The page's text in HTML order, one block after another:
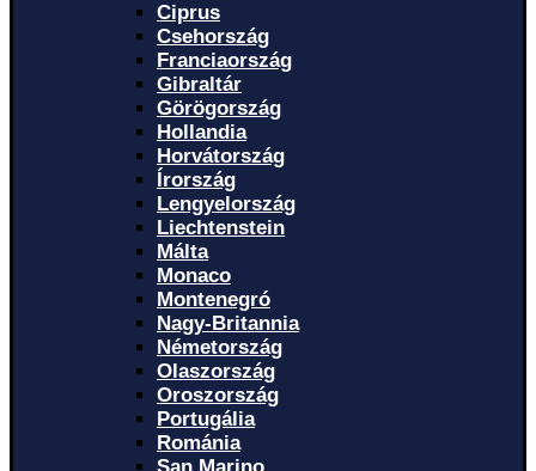
Ciprus
Csehország
Franciaország
Gibraltár
Görögország
Hollandia
Horvátország
Írország
Lengyelország
Liechtenstein
Málta
Monaco
Montenegró
Nagy-Britannia
Németország
Olaszország
Oroszország
Portugália
Románia